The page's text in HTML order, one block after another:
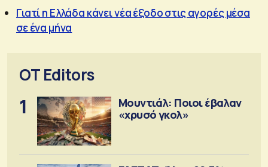
Γιατί η Ελλάδα κάνει νέα έξοδο στις αγορές μέσα
σε ένα μήνα
OT Editors
1
Μουντιάλ: Ποιοι έβαλαν
«χρυσό γκολ»